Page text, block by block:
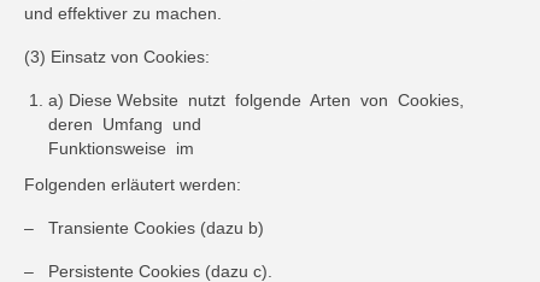
und effektiver zu machen.
(3) Einsatz von Cookies:
a) Diese Website nutzt folgende Arten von Cookies,
deren Umfang und
Funktionsweise im
Folgenden erläutert werden:
– Transiente Cookies (dazu b)
– Persistente Cookies (dazu c).